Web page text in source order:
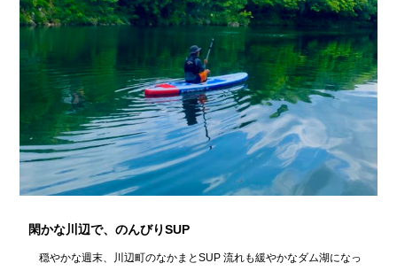
閑かな川辺で、のんびりSUP
穏やかな週末、川辺町のなかまとSUP 流れも緩やかなダム湖になっ